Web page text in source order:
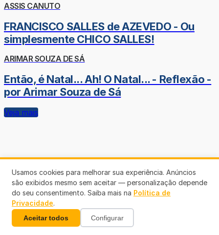
ASSIS CANUTO
FRANCISCO SALLES de AZEVEDO - Ou
simplesmente CHICO SALLES!
ARIMAR SOUZA DE SÁ
Então, é Natal... Ah! O Natal... - Reflexão -
por Arimar Souza de Sá
Veja mais
Usamos cookies para melhorar sua experiência. Anúncios
são exibidos mesmo sem aceitar — personalização depende
do seu consentimento. Saiba mais na Política de
Privacidade.
Aceitar todos Configurar